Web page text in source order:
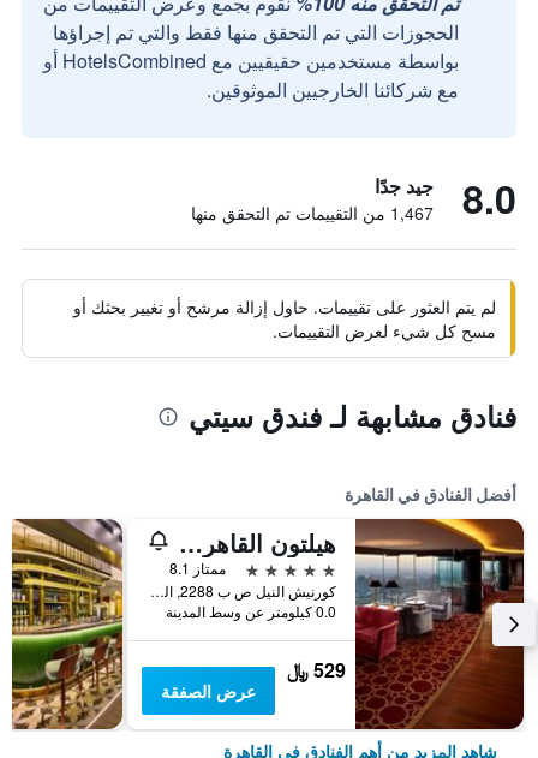
الحجوزات التي تم التحقق منها فقط والتي تم إجراؤها
بواسطة مستخدمين حقيقيين مع HotelsCombined أو
مع شركائنا الخارجيين الموثوقين.
8.0 جيد جدًا
1,467 من التقييمات تم التحقق منها
لم يتم العثور على تقييمات. حاول إزالة مرشح أو تغيير بحثك أو
مسح كل شيء لعرض التقييمات.
فنادق مشابهة لـ فندق سيتي
أفضل الفنادق في القاهرة
هيلتون القاهرة جراند نايل
5 نجوم
ممتاز 8.1
كورنيش النيل ص ب 2288, القاهرة, مصر
0.0 كيلومتر عن وسط المدينة
529 ﷼
عرض الصفقة
شاهد المزيد من أهم الفنادق في القاهرة